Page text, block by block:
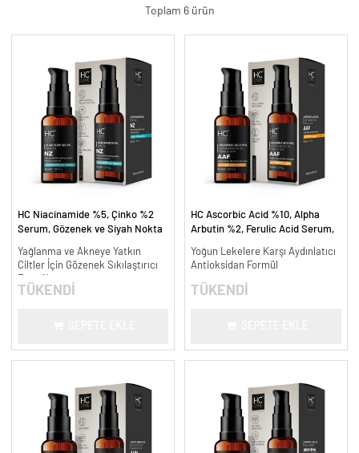
Toplam 6 ürün
HC Niacinamide %5, Çinko %2
Serum, Gözenek ve Siyah Nokta
30 ml.
Yağlanma ve Akneye Yatkın
Ciltler İçin Gözenek Sıkılaştırıcı
Formül
TÜKENDİ
HC Ascorbic Acid %10, Alpha
Arbutin %2, Ferulic Acid Serum,
ml.
Yoğun Lekelere Karşı Aydınlatıcı
Antioksidan Formül
TÜKENDİ